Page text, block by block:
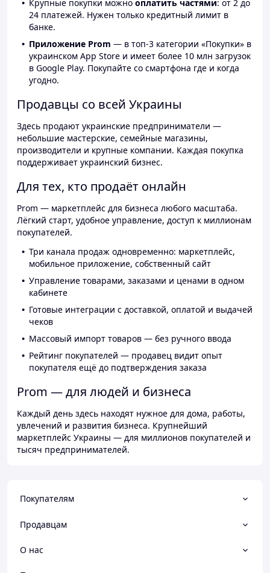
Крупные покупки можно оплатить частями: от 2 до
24 платежей. Нужен только кредитный лимит в
банке.
Приложение Prom — в топ-3 категории «Покупки» в
украинском App Store и имеет более 10 млн загрузок
в Google Play. Покупайте со смартфона где и когда
угодно.
Продавцы со всей Украины
Здесь продают украинские предприниматели —
небольшие мастерские, семейные магазины,
производители и крупные компании. Каждая покупка
поддерживает украинский бизнес.
Для тех, кто продаёт онлайн
Prom — маркетплейс для бизнеса любого масштаба.
Лёгкий старт, удобное управление, доступ к миллионам
покупателей.
Три канала продаж одновременно: маркетплейс,
мобильное приложение, собственный сайт
Управление товарами, заказами и ценами в одном
кабинете
Готовые интеграции с доставкой, оплатой и выдачей
чеков
Массовый импорт товаров — без ручного ввода
Рейтинг покупателей — продавец видит опыт
покупателя ещё до подтверждения заказа
Prom — для людей и бизнеса
Каждый день здесь находят нужное для дома, работы,
увлечений и развития бизнеса. Крупнейший
маркетплейс Украины — для миллионов покупателей и
тысяч предпринимателей.
Покупателям
Продавцам
О нас